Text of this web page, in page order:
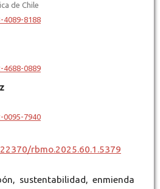
de Chile
8188
0889
7940
rbmo.2025.60.1.5379
sustentabilidad, enmienda